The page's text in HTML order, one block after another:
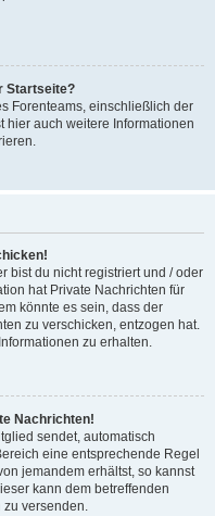
Startseite?
Forenteams, einschließlich der
hier auch weitere Informationen
bist du nicht registriert und / oder
hat Private Nachrichten für
könnte es sein, dass der
zu verschicken, entzogen hat.
zu erhalten.
Nachrichten!
sendet, automatisch
eine entsprechende Regel
jemandem erhältst, so kannst
kann dem betreffenden
zu versenden.